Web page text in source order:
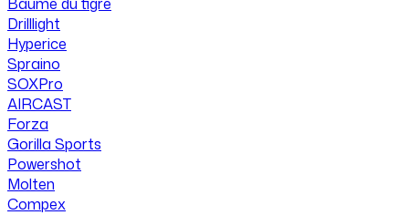
Drilllight
Hyperice
Spraino
SOXPro
AIRCAST
Forza
Gorilla Sports
Powershot
Molten
Compex